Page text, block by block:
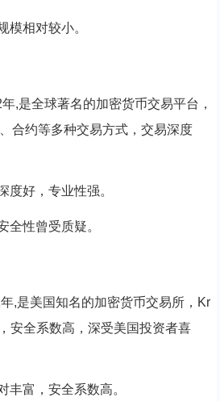
模相对较小。
,是全球著名的加密货币交易平台，
合约等多种交易方式，交易深度
度好，专业性强。
全性曾受质疑。
,是美国知名的加密货币交易所，Kr
安全系数高，深受美国投资者喜
丰富，安全系数高。